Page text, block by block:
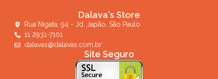
Dalava's Store
Rua Nigata, 94 - Jd. Japão, São Paulo
11 2931-7101
dalavas@dalavas.com.br
Site Seguro